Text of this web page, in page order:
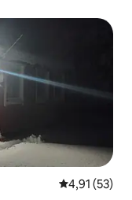
4,91 (53)